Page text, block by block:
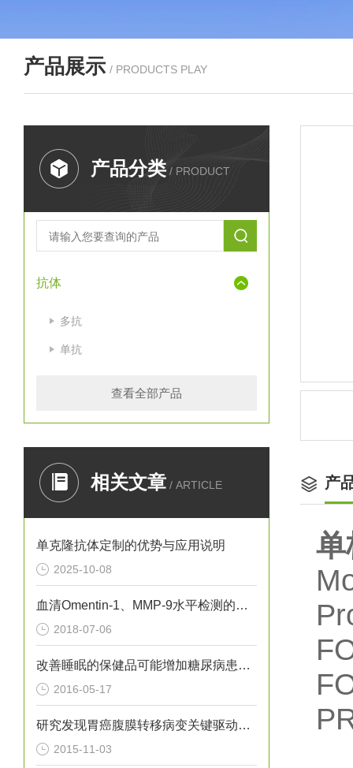
产品展示 / PRODUCTS PLAY
产品分类 / PRODUCT
抗体
多抗
单抗
查看全部产品
相关文章 / ARTICLE
单克隆抗体定制的优势与应用说明
2025-10-08
血清Omentin-1、MMP-9水平检测的意义
2018-07-06
改善睡眠的保健品可能增加糖尿病患病风险
2016-05-17
研究发现胃癌腹膜转移病变关键驱动基因
2015-11-03
产
单